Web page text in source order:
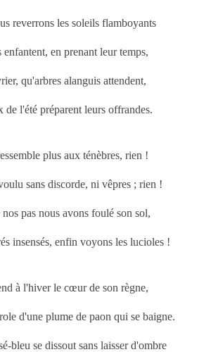
reverrons les soleils flamboyants
en prenant leur temps,
qu'arbres alanguis attendent,
de l'été préparent leurs offrandes.
plus aux ténèbres, rien !
sans discorde, ni vêpres ; rien !
pas nous avons foulé son sol,
insensés, enfin voyons les lucioles !
à l'hiver le cœur de son règne,
d'une plume de paon qui se baigne.
bleu se dissout sans laisser d'ombre